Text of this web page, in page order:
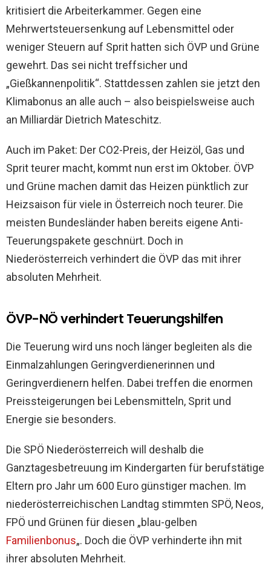
kritisiert die Arbeiterkammer. Gegen eine
Mehrwertsteuersenkung auf Lebensmittel oder
weniger Steuern auf Sprit hatten sich ÖVP und Grüne
gewehrt. Das sei nicht treffsicher und
„Gießkannenpolitik“. Stattdessen zahlen sie jetzt den
Klimabonus an alle auch – also beispielsweise auch
an Milliardär Dietrich Mateschitz.
Auch im Paket: Der CO2-Preis, der Heizöl, Gas und
Sprit teurer macht, kommt nun erst im Oktober. ÖVP
und Grüne machen damit das Heizen pünktlich zur
Heizsaison für viele in Österreich noch teurer. Die
meisten Bundesländer haben bereits eigene Anti-
Teuerungspakete geschnürt. Doch in
Niederösterreich verhindert die ÖVP das mit ihrer
absoluten Mehrheit.
ÖVP-NÖ verhindert Teuerungshilfen
Die Teuerung wird uns noch länger begleiten als die
Einmalzahlungen Geringverdienerinnen und
Geringverdienern helfen. Dabei treffen die enormen
Preissteigerungen bei Lebensmitteln, Sprit und
Energie sie besonders.
Die SPÖ Niederösterreich will deshalb die
Ganztagesbetreuung im Kindergarten für berufstätige
Eltern pro Jahr um 600 Euro günstiger machen. Im
niederösterreichischen Landtag stimmten SPÖ, Neos,
FPÖ und Grünen für diesen „blau-gelben
Familienbonus„. Doch die ÖVP verhinderte ihn mit
ihrer absoluten Mehrheit.